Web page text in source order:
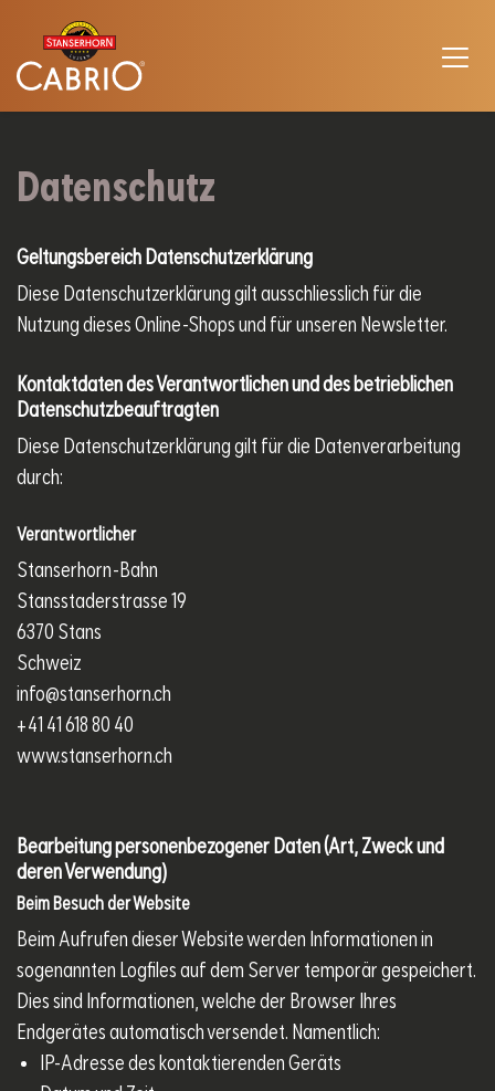
Datenschutz
Geltungsbereich Datenschutzerklärung
Diese Datenschutzerklärung gilt ausschliesslich für die
Nutzung dieses Online-Shops und für unseren Newsletter.
Kontaktdaten des Verantwortlichen und des betrieblichen
Datenschutzbeauftragten
Diese Datenschutzerklärung gilt für die Datenverarbeitung
durch:
Verantwortlicher
Stanserhorn-Bahn
Stansstaderstrasse 19
6370 Stans
Schweiz
info@stanserhorn.ch
+41 41 618 80 40
www.stanserhorn.ch
Bearbeitung personenbezogener Daten (Art, Zweck und
deren Verwendung)
Beim Besuch der Website
Beim Aufrufen dieser Website werden Informationen in
sogenannten Logfiles auf dem Server temporär gespeichert.
Dies sind Informationen, welche der Browser Ihres
Endgerätes automatisch versendet. Namentlich:
IP-Adresse des kontaktierenden Geräts